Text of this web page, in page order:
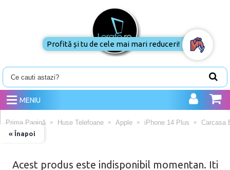
MENIU
« Înapoi
Prima Pagină Huse Telefoane Apple iPhone 14 Plus Carcasa
Acest produs este indisponibil momentan. Iti
Profită și tu de cele mai mari reduceri!